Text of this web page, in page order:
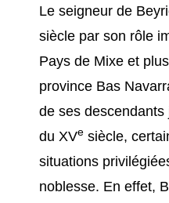
Le seigneur de
siècle par son rôle
Pays de Mixe et
province Bas
de ses
du XVe siècle,
situations
noblesse. En effet,